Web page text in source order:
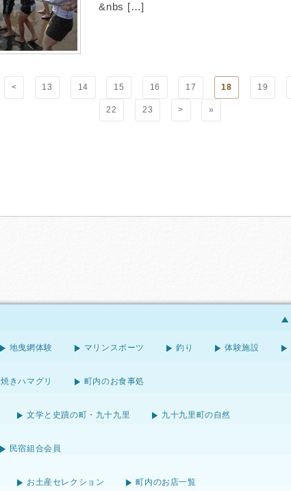
&nbs […]
< 13 14 15 16 17 18 19
22 23 > »
地曳網体験 マリンスポーツ 釣り 体験施設
焼きハマグリ 町内のお食事処
文学と史蹟の町・九十九里 九十九里町の自然
民宿組合会員
お土産セレクション 町内のお店一覧